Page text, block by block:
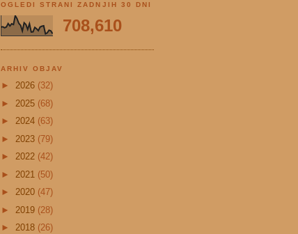
OGLEDI STRANI ZADNJIH 30 DNI
708,610
ARHIV OBJAV
► 2026 (32)
► 2025 (68)
► 2024 (63)
► 2023 (79)
► 2022 (42)
► 2021 (50)
► 2020 (47)
► 2019 (28)
► 2018 (26)